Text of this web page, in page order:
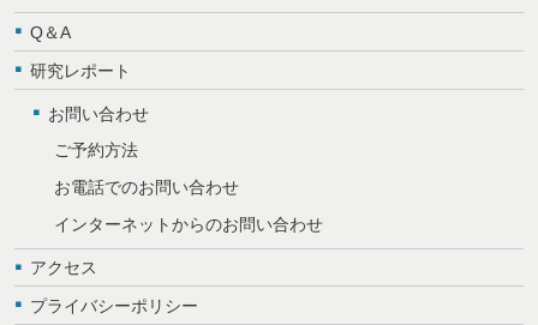
Q＆A
研究レポート
お問い合わせ
ご予約方法
お電話でのお問い合わせ
インターネットからのお問い合わせ
アクセス
プライバシーポリシー